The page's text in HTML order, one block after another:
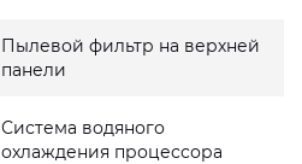
Пылевой фильтр на верхней
панели
Система водяного
охлаждения процессора